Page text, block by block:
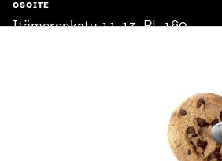
OSOITE
Itämerenkatu 11-13, PL 160,